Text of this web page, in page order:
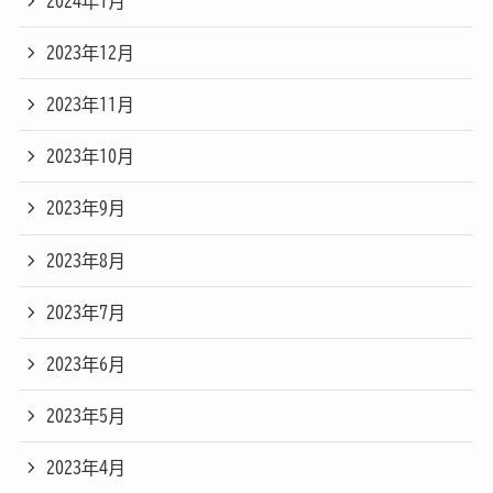
2023年12月
2023年11月
2023年10月
2023年9月
2023年8月
2023年7月
2023年6月
2023年5月
2023年4月